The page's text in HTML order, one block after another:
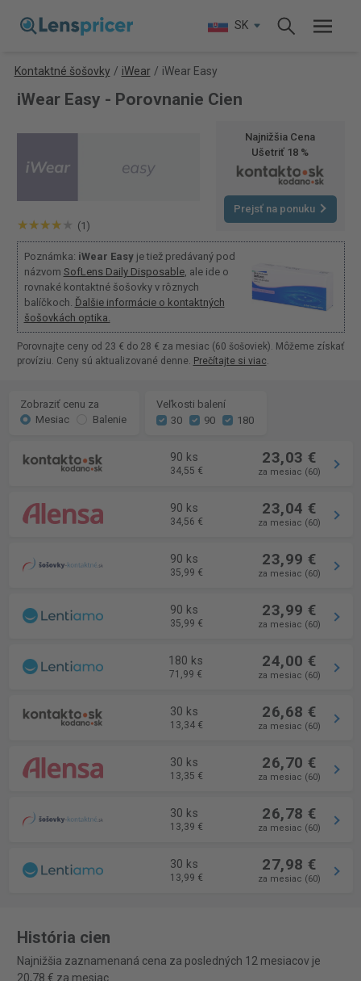
SK
Kontaktné šošovky / iWear / iWear Easy
iWear Easy - Porovnanie Cien
(1)
Najnižšia Cena
Ušetriť 18 %
Prejsť na ponuku
Poznámka: iWear Easyje tiež predávaný pod
názvom SofLens Daily Disposable, ale ide o
rovnaké kontaktné šošovky v rôznych
balíčkoch. Ďalšie informácie o kontaktných
šošovkách optika.
Porovnajte ceny od 23 € do 28 € za mesiac (60 šošoviek). Môžeme získať
províziu. Ceny sú aktualizované denne. Prečítajte si viac.
Zobraziť cenu za
Mesiac
Balenie
Veľkosti balení
30
90 180
90 ks
34,55 €
23,03 €
za mesiac (60)
90 ks
34,56 €
23,04 €
za mesiac (60)
90 ks
35,99 €
23,99 €
za mesiac (60)
90 ks
35,99 €
23,99 €
za mesiac (60)
180 ks
71,99 €
24,00 €
za mesiac (60)
30 ks
13,34 €
26,68 €
za mesiac (60)
30 ks
13,35 €
26,70 €
za mesiac (60)
30 ks
13,39 €
26,78 €
za mesiac (60)
30 ks
13,99 €
27,98 €
za mesiac (60)
História cien
Najnižšia zaznamenaná cena za posledných 12 mesiacov je
20,78 € za mesiac.